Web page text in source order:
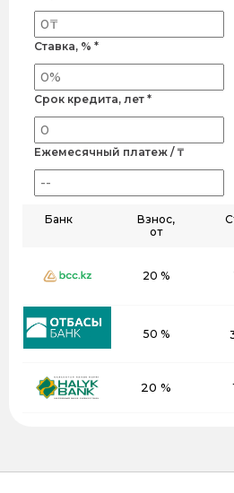
Ставка, % *
Срок кредита, лет *
Ежемесячный платеж / ₸
Банк
Взнос,
от
20 %
50 %
20 %